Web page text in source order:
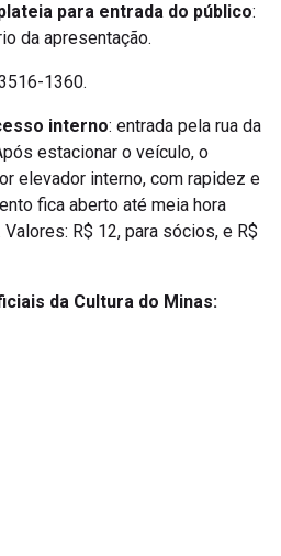
para entrada do público:
da apresentação.
1360.
interno: entrada pela rua da
estacionar o veículo, o
elevador interno, com rapidez e
fica aberto até meia hora
R$ 12, para sócios, e R$
da Cultura do Minas: